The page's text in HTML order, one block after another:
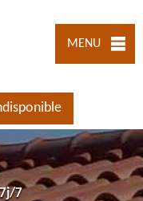
MENU
7